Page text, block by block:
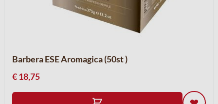
Barbera ESE Aromagica (50st )
€ 18,75